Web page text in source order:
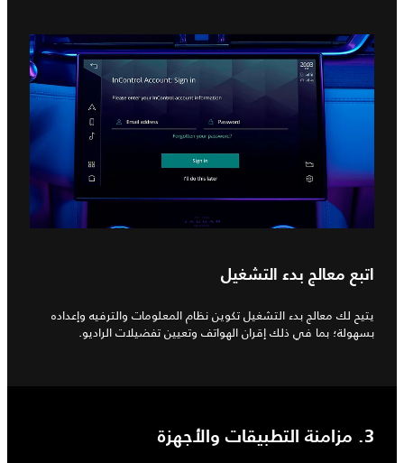
اتبع معالج بدء التشغيل
يتيح لك معالج بدء التشغيل تكوين نظام المعلومات والترفيه وإعداده
بسهولة؛ بما في ذلك إقران الهواتف وتعيين تفضيلات الراديو.
3. مزامنة التطبيقات والأجهزة